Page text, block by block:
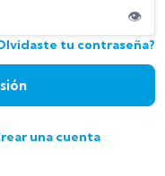
👁
tu contraseña?
una cuenta